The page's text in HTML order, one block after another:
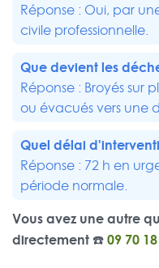
Réponse : Oui, par
civile professionnelle.
Que devient les
Réponse : Broyés sur
ou évacués vers une
Quel délai
Réponse : 72 h en
période normale.
Vous avez une autre
directement ☎️09 70